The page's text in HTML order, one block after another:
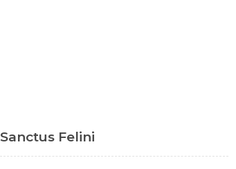
Sanctus Felini